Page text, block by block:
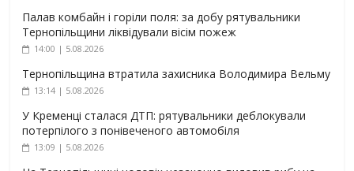
Палав комбайн і горіли поля: за добу рятувальники
Тернопільщини ліквідували вісім пожеж
14:00 | 5.08.2026
Тернопільщина втратила захисника Володимира Вельму
13:14 | 5.08.2026
У Кременці сталася ДТП: рятувальники деблокували
потерпілого з понівеченого автомобіля
13:09 | 5.08.2026